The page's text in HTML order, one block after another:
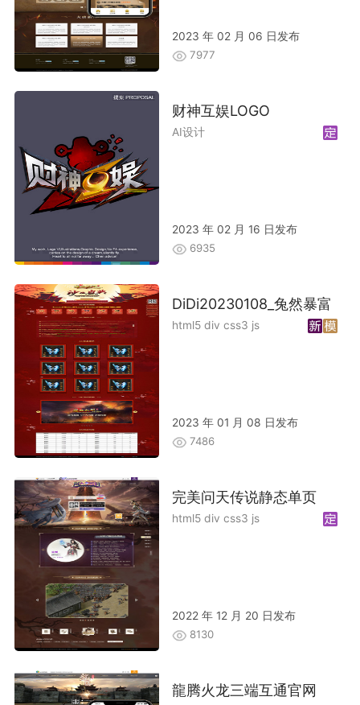
2023 年 02 月 06 日发布
7977
财神互娱LOGO
AI设计
2023 年 02 月 16 日发布
6935
DiDi20230108_兔然暴富
html5 div css3 js
2023 年 01 月 08 日发布
7486
完美问天传说静态单页
html5 div css3 js
2022 年 12 月 20 日发布
8130
龍腾火龙三端互通官网